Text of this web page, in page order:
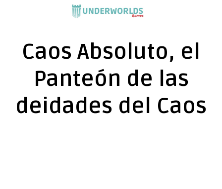
Caos Absoluto, el
Panteón de las
deidades del Caos